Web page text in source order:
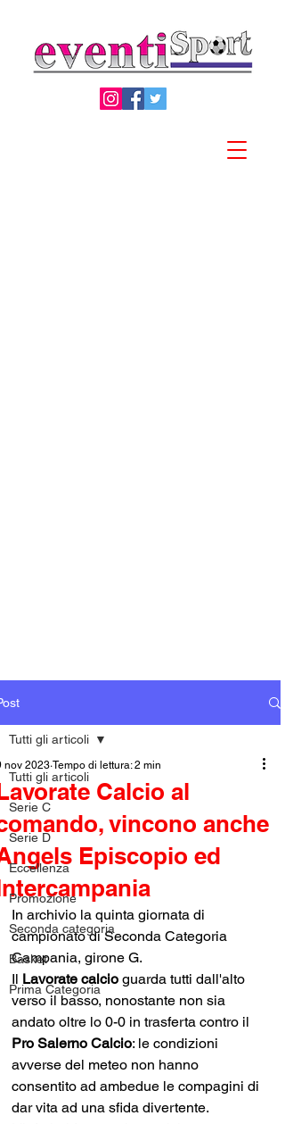
Tutti gli articoli
Serie C
Serie D
Eccellenza
Promozione
Seconda categoria
Basket
Prima Categoria
Tutti gli articoli
Calcio al
vincono anche
Episcopio ed
nov 2023 Tempo di lettura: 2 min
In archivio la quinta giornata di
campionato di Seconda Categoria
Campania, girone G.
Il Lavorate calcio guarda tutti dall'alto
verso il basso, nonostante non sia
andato oltre lo 0-0 in trasferta contro il
Pro Salerno Calcio: le condizioni
avverse del meteo non hanno
consentito ad ambedue le compagini di
dar vita ad una sfida divertente.